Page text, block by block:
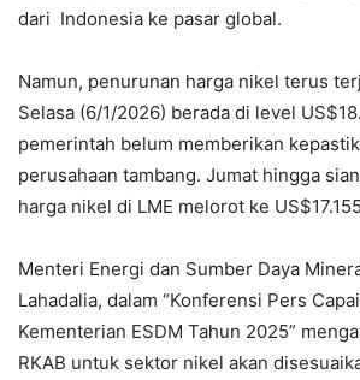
dari Indonesia ke pasar global.
Namun, penurunan harga nikel terus
Selasa (6/1/2026) berada di level
pemerintah belum memberikan
perusahaan tambang. Jumat hingga
harga nikel di LME melorot ke
Menteri Energi dan Sumber Daya
Lahadalia, dalam “Konferensi Pers
Kementerian ESDM Tahun 2025”
RKAB untuk sektor nikel akan